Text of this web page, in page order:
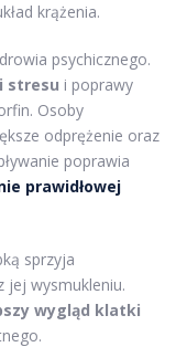
krążenia.
psychicznego.
stresu i poprawy
Osoby
odprężenie oraz
poprawia
prawidłowej
sprzyja
jej wysmukleniu.
wygląd klatki